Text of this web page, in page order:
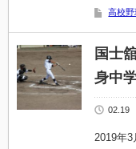
高校野
国士
身中
02.19
2019年3